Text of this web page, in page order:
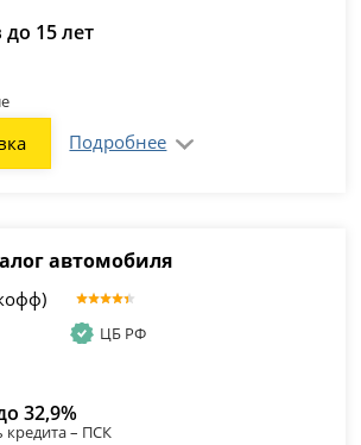
15 лет
Подробнее
автомобиля
ЦБ РФ
32,9%
кредита – ПСК